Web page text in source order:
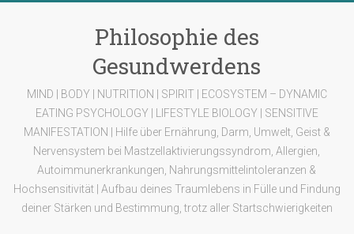
Philosophie des
Gesundwerdens
MIND | BODY | NUTRITION | SPIRIT | ECOSYSTEM – DYNAMIC
EATING PSYCHOLOGY | LIFESTYLE BIOLOGY | SENSITIVE
MANIFESTATION | Hilfe über Ernährung, Darm, Umwelt, Geist &
Nervensystem bei Mastzellaktivierungssyndrom, Allergien,
Autoimmunerkrankungen, Nahrungsmittelintoleranzen &
Hochsensitivität | Aufbau deines Traumlebens in Fülle und Findung
deiner Stärken und Bestimmung, trotz aller Startschwierigkeiten